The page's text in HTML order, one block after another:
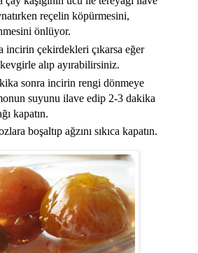
reçelin köpürmesini,
önlüyor.
incirin çekirdekleri çıkarsa eğer
alıp ayırabilirsiniz.
sonra incirin rengi dönmeye
suyunu ilave edip 2-3 dakika
kapatın.
boşaltıp ağzını sıkıca kapatın.